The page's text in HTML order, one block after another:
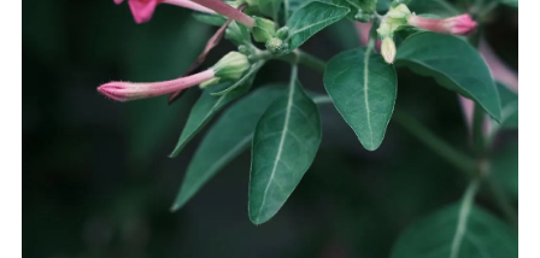
助印功德
弘法活动
义工家园